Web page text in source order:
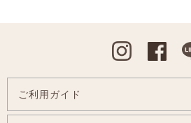
ご利用ガイド